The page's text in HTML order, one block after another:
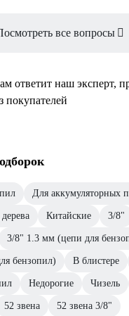
все вопросы
ответит наш эксперт,
покупателей
Для аккумуляторных
Китайские 3/8"
3/8" 1.3 мм (цепи для
бензопил) В блистере
Недорогие Чизель
52 звена 52 звена 3/8"